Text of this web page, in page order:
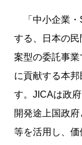
「中小企業・
する、日本の
案型の委託事
に貢献する本
す。JICAは政
開発途上国政
等を活用し、